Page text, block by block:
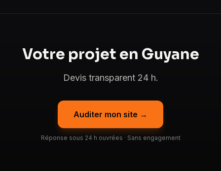
Votre projet en Guyane
Devis transparent 24 h.
Auditer mon site →
Réponse sous 24 h ouvrées · Sans engagement